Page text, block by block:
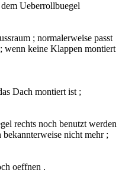
Ueberrollbuegel
; normalerweise passt
wenn keine Klappen montiert
Dach montiert ist ;
rechts noch benutzt werden
nicht mehr ;
oeffnen .